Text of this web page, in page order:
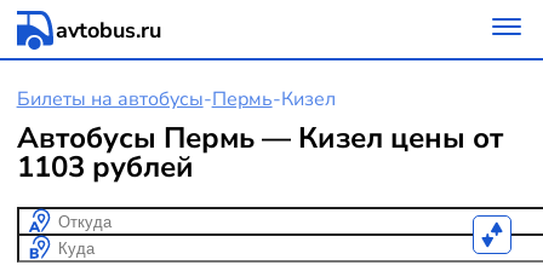
avtobus.ru
Билеты на автобусы-Пермь-Кизел
Автобусы Пермь — Кизел цены от
1103 рублей
Откуда
Куда